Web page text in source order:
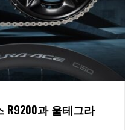
R9200과 울테그라